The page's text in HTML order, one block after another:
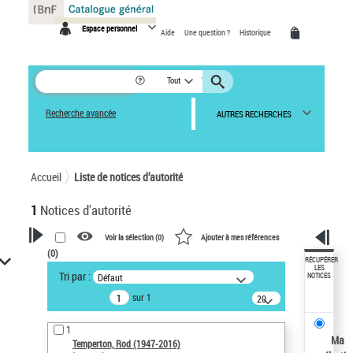
Espace personnel Aide Une question ? Historique
Tout
Recherche avancée AUTRES RECHERCHES
Accueil Liste de notices d’autorité
1 Notices d'autorité
VOTRE RECHERCHE
Recherche avancée dans les
notices d’autorité
Œuvres liées à l'auteur :
Temperton, Rod (1947-2016)
Voir la sélection (0) Ajouter à mes références
(0)
Tri par : Défaut
sur 1
20
résultats/page
1
Temperton, Rod (1947-2016)
RÉCUPÉRER
LES
NOTICES
Ma
Panneau de gestion des cookies